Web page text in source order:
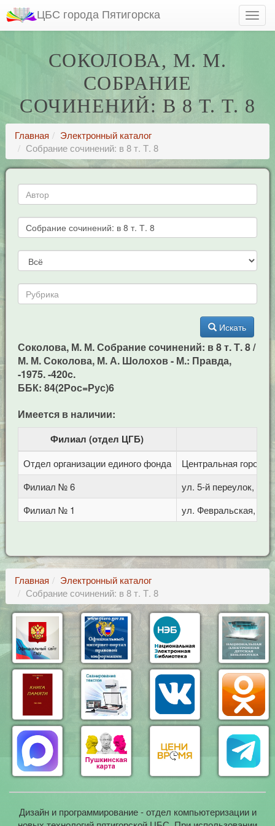
ЦБС города Пятигорска
СОКОЛОВА, М. М.
СОБРАНИЕ
СОЧИНЕНИЙ: В 8 Т. Т. 8
Главная
Электронный каталог
Собрание сочинений: в 8 т. Т. 8
Искать
Соколова, М. М. Собрание сочинений: в 8 т. Т. 8 /
М. М. Соколова, М. А. Шолохов - М.: Правда,
-1975. -420c.
ББК: 84(2Рос=Рус)6
Имеется в наличии:
Филиал (отдел ЦГБ)
Отдел организации единого фонда
Центральная
Филиал № 6
ул. 5-й переулок, 1
Филиал № 1
ул. Февральская, 283
Главная
Электронный каталог
Собрание сочинений: в 8 т. Т. 8
Дизайн и программирование - отдел компьютеризации и